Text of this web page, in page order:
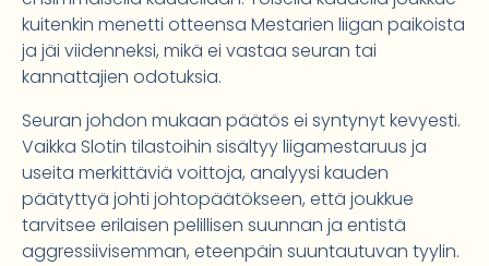
kuitenkin menetti otteensa Mestarien liigan paikoista
ja jäi viidenneksi, mikä ei vastaa seuran tai
kannattajien odotuksia.
Seuran johdon mukaan päätös ei syntynyt kevyesti.
Vaikka Slotin tilastoihin sisältyy liigamestaruus ja
useita merkittäviä voittoja, analyysi kauden
päätyttyä johti johtopäätökseen, että joukkue
tarvitsee erilaisen pelillisen suunnan ja entistä
aggressiivisemman, eteenpäin suuntautuvan tyylin.